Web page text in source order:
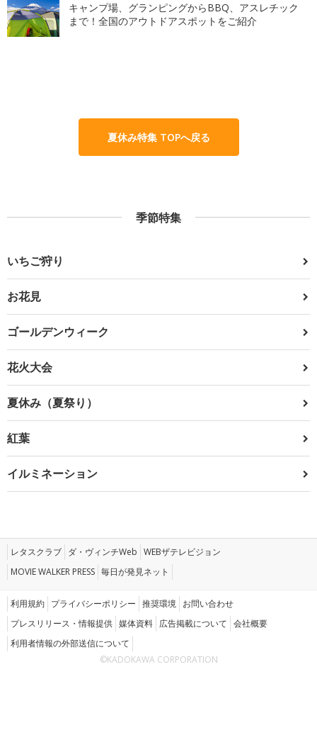
キャンプ場、グランピングからBBQ、アスレチック
まで！全国のアウトドアスポットをご紹介
夏休み特集 TOPへ戻る
季節特集
いちご狩り
お花見
ゴールデンウィーク
花火大会
夏休み（夏祭り）
紅葉
イルミネーション
レタスクラブ ダ・ヴィンチWeb WEBザテレビジョン
MOVIE WALKER PRESS 毎日が発見ネット
利用規約 プライバシーポリシー 推奨環境 お問い合わせ
プレスリリース・情報提供 媒体資料 広告掲載について 会社概要
利用者情報の外部送信について
©KADOKAWA CORPORATION